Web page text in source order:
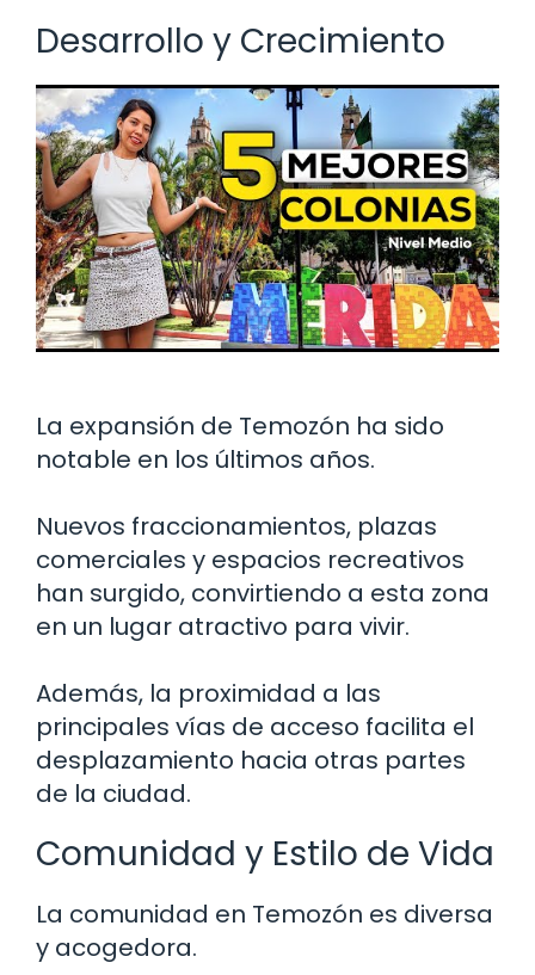
Desarrollo y Crecimiento
La expansión de Temozón ha sido
notable en los últimos años.
Nuevos fraccionamientos, plazas
comerciales y espacios recreativos
han surgido, convirtiendo a esta zona
en un lugar atractivo para vivir.
Además, la proximidad a las
principales vías de acceso facilita el
desplazamiento hacia otras partes
de la ciudad.
Comunidad y Estilo de Vida
La comunidad en Temozón es diversa
y acogedora.